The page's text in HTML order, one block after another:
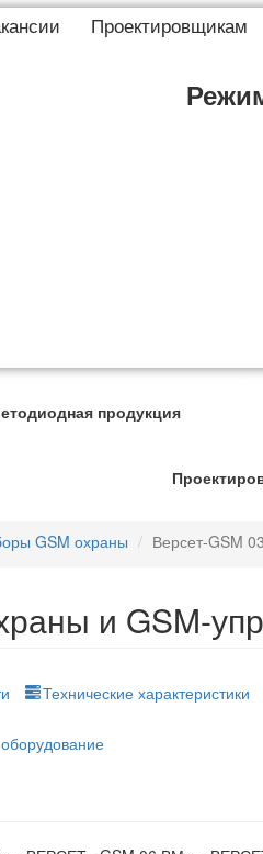
Проектировщикам
продукция
GSM охраны Версет-GSM
и GSM-
Технические характеристики